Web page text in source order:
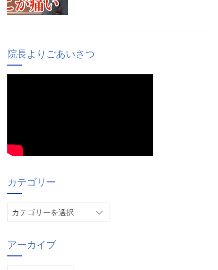
院長よりごあいさつ
カテゴリー
テ
リ
ー
アーカイブ